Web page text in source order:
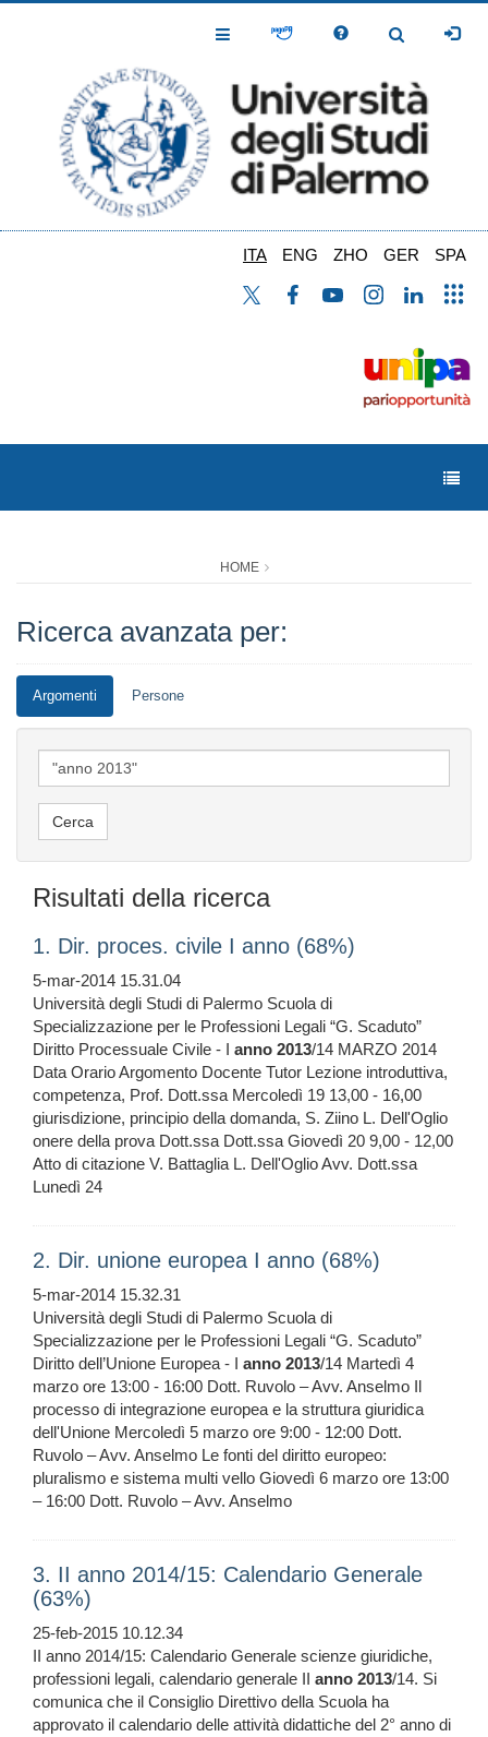
Toggle
Toggle
ITA ENG ZHO GER SPA
HOME
Ricerca avanzata per:
Argomenti Persone
Risultati della ricerca
1. Dir. proces. civile I anno (68%)
5-mar-2014 15.31.04
Università degli Studi di Palermo Scuola di
Specializzazione per le Professioni Legali “G. Scaduto”
Diritto Processuale Civile - I anno 2013/14 MARZO 2014
Data Orario Argomento Docente Tutor Lezione introduttiva,
competenza, Prof. Dott.ssa Mercoledì 19 13,00 - 16,00
giurisdizione, principio della domanda, S. Ziino L. Dell'Oglio
onere della prova Dott.ssa Dott.ssa Giovedì 20 9,00 - 12,00
Atto di citazione V. Battaglia L. Dell'Oglio Avv. Dott.ssa
Lunedì 24
2. Dir. unione europea I anno (68%)
5-mar-2014 15.32.31
Università degli Studi di Palermo Scuola di
Specializzazione per le Professioni Legali “G. Scaduto”
Diritto dell’Unione Europea - I anno 2013/14 Martedì 4
marzo ore 13:00 - 16:00 Dott. Ruvolo – Avv. Anselmo Il
processo di integrazione europea e la struttura giuridica
dell'Unione Mercoledì 5 marzo ore 9:00 - 12:00 Dott.
Ruvolo – Avv. Anselmo Le fonti del diritto europeo:
pluralismo e sistema multi vello Giovedì 6 marzo ore 13:00
– 16:00 Dott. Ruvolo – Avv. Anselmo
3. II anno 2014/15: Calendario Generale
(63%)
25-feb-2015 10.12.34
II anno 2014/15: Calendario Generale scienze giuridiche,
professioni legali, calendario generale II anno 2013/14. Si
comunica che il Consiglio Direttivo della Scuola ha
approvato il calendario delle attività didattiche del 2° anno di